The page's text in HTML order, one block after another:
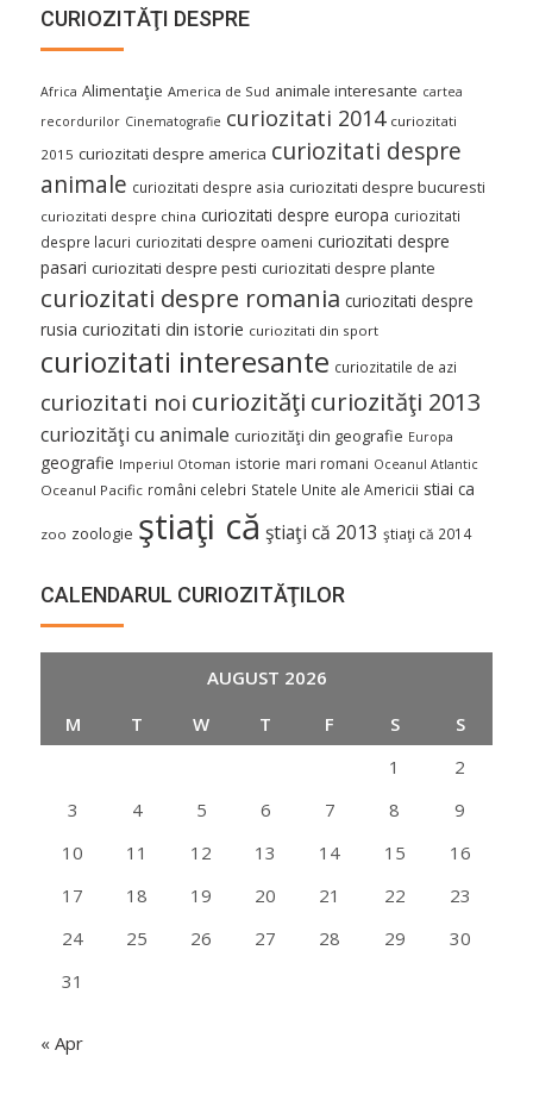
CURIOZITĂŢI DESPRE
Africa Alimentaţie America de Sud animale interesante cartea
recordurilor Cinematografie curiozitati 2014 curiozitati
2015 curiozitati despre america curiozitati despre
animale curiozitati despre asia curiozitati despre bucuresti
curiozitati despre china curiozitati despre europa curiozitati
despre lacuri curiozitati despre oameni curiozitati despre
pasari curiozitati despre pesti curiozitati despre plante
curiozitati despre romania curiozitati despre
rusia curiozitati din istorie curiozitati din sport
curiozitati interesante curiozitatile de azi
curiozitati noi curiozităţi curiozităţi 2013
curiozităţi cu animale curiozităţi din geografie Europa
geografie Imperiul Otoman istorie mari romani Oceanul Atlantic
Oceanul Pacific români celebri Statele Unite ale Americii stiai ca
zoo zoologie ştiaţi că ştiaţi că 2013 ştiaţi că 2014
CALENDARUL CURIOZITĂŢILOR
AUGUST 2026
M
T W T F S
S
1
2
3
4 5 6 7 8
9
10
11 12 13 14 15
16
17
18 19 20 21 22
23
24
25 26 27 28 29
30
31
« Apr